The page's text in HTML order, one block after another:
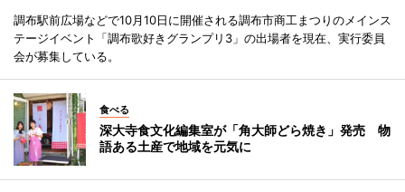
調布駅前広場などで10月10日に開催される調布市商工まつりのメインス
テージイベント「調布歌好きグランプリ3」の出場者を現在、実行委員
会が募集している。
食べる
深大寺食文化編集室が「角大師どら焼き」発売 物
語ある土産で地域を元気に